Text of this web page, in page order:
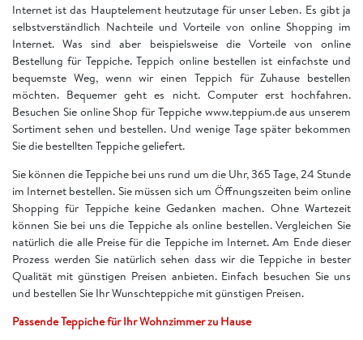
Internet ist das Hauptelement heutzutage für unser Leben. Es gibt ja
selbstverständlich Nachteile und Vorteile von online Shopping im
Internet. Was sind aber beispielsweise die Vorteile von online
Bestellung für Teppiche. Teppich online bestellen ist einfachste und
bequemste Weg, wenn wir einen Teppich für Zuhause bestellen
möchten. Bequemer geht es nicht. Computer erst hochfahren.
Besuchen Sie online Shop für Teppiche www.teppium.de aus unserem
Sortiment sehen und bestellen. Und wenige Tage später bekommen
Sie die bestellten Teppiche geliefert.
Sie können die Teppiche bei uns rund um die Uhr, 365 Tage, 24 Stunde
im Internet bestellen. Sie müssen sich um Öffnungszeiten beim online
Shopping für Teppiche keine Gedanken machen. Ohne Wartezeit
können Sie bei uns die Teppiche als online bestellen. Vergleichen Sie
natürlich die alle Preise für die Teppiche im Internet. Am Ende dieser
Prozess werden Sie natürlich sehen dass wir die Teppiche in bester
Qualität mit günstigen Preisen anbieten. Einfach besuchen Sie uns
und bestellen Sie Ihr Wunschteppiche mit günstigen Preisen.
Passende Teppiche für Ihr Wohnzimmer zu Hause